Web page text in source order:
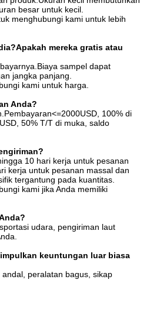
besar untuk kecil.
menghubungi kami untuk lebih
mereka gratis atau
sampel dapat
jangka panjang.
kami untuk harga.
Anda?
100% di
50% T/T di muka, saldo
10 hari kerja untuk pesanan
kerja untuk pesanan massal dan
tergantung pada kuantitas.
kami jika Anda memiliki
udara, pengiriman laut
keuntungan luar biasa
peralatan bagus, sikap